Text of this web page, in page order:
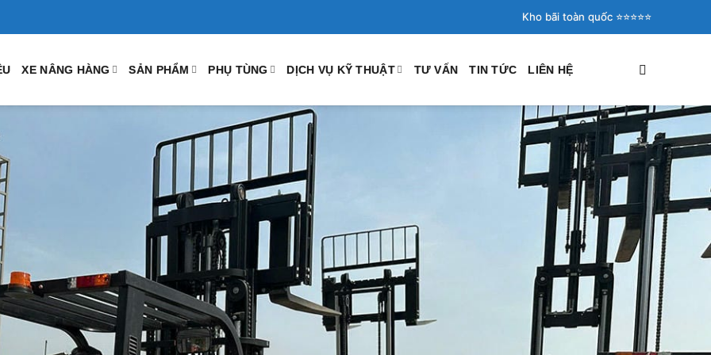
Kho bãi toàn quốc ⭐️⭐️⭐️⭐️⭐️
XE NÂNG HÀNG SẢN PHẨM PHỤ TÙNG DỊCH VỤ KỸ THUẬT TƯ VẤN TIN TỨC LIÊN HỆ